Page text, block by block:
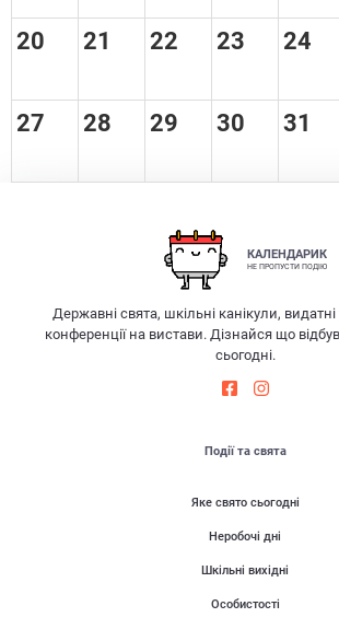
20 21 22 23 24
27 28 29 30 31
КАЛЕНДАРИК
НЕ ПРОПУСТИ ПОДІЮ
Державні свята, шкільні канікули, видатні
конференції на вистави. Дізнайся що
сьогодні.
Події та свята
Яке свято сьогодні
Неробочі дні
Шкільні вихідні
Особистості